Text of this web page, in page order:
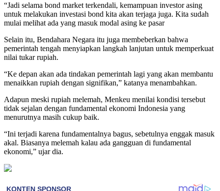
“Jadi selama bond market terkendali, kemampuan investor asing
untuk melakukan investasi bond kita akan terjaga juga. Kita sudah
mulai melihat ada yang masuk modal asing ke pasar
Selain itu, Bendahara Negara itu juga membeberkan bahwa
pemerintah tengah menyiapkan langkah lanjutan untuk memperkuat
nilai tukar rupiah.
“Ke depan akan ada tindakan pemerintah lagi yang akan membantu
menaikkan rupiah dengan signifikan,” katanya menambahkan.
Adapun meski rupiah melemah, Menkeu menilai kondisi tersebut
tidak sejalan dengan fundamental ekonomi Indonesia yang
menurutnya masih cukup baik.
“Ini terjadi karena fundamentalnya bagus, sebetulnya enggak masuk
akal. Biasanya melemah kalau ada gangguan di fundamental
ekonomi,” ujar dia.